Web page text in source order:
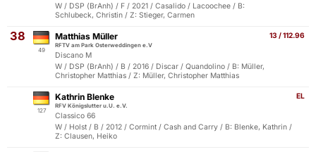
W / DSP (BrAnh) / F / 2021 / Casalido / Lacoochee / B:
Schlubeck, Christin / Z: Stieger, Carmen
38
49
13 / 112.96
Matthias Müller
RFTV am Park Osterweddingen e.V
Discano M
W / DSP (BrAnh) / B / 2016 / Discar / Quandolino / B: Müller,
Christopher Matthias / Z: Müller, Christopher Matthias
127
EL
Kathrin Blenke
RFV Königslutter u.U. e.V.
Classico 66
W / Holst / B / 2012 / Cormint / Cash and Carry / B: Blenke, Kathrin /
Z: Clausen, Heiko